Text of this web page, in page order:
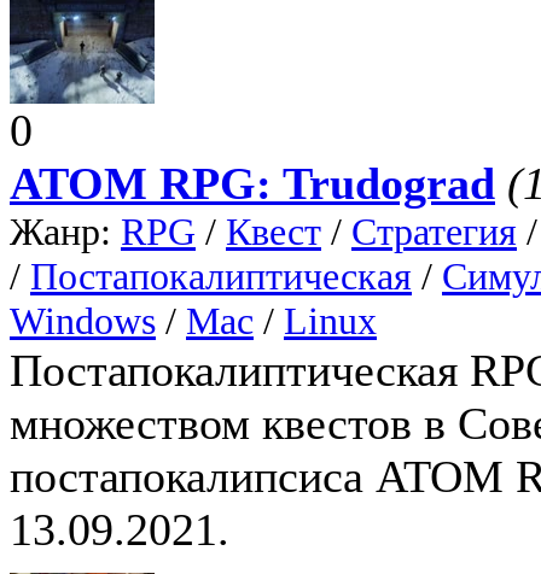
0
ATOM RPG: Trudograd
Жанр: RPG / Квест / Стратегия
/ Постапокалиптическая /
Windows / Mac / Linux
Постапокалиптическая
множеством квестов в
постапокалипсиса ATOM
13.09.2021.